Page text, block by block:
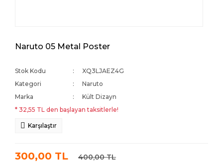
Naruto 05 Metal Poster
Stok Kodu
XQ3LJAEZ4G
Kategori
Naruto
Marka
Kült Dizayn
* 32,55 TL den başlayan taksitlerle!
Karşılaştır
300,00 TL 400,00 TL